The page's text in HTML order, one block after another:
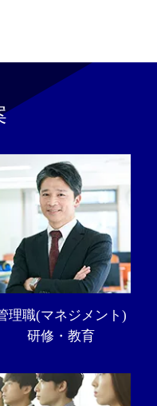
理職(マネジメント)
研修・教育